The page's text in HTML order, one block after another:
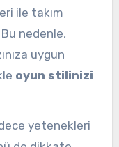
ile takım
nedenle,
uygun
oyun stilinizi
yetenekleri